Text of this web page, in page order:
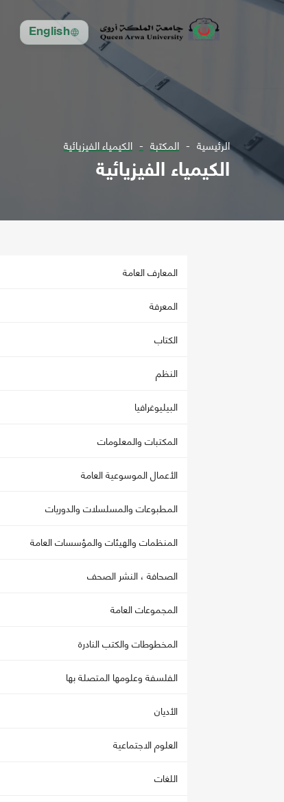
English
الرئيسية المكتبة الكيمياء الفيزيائية
الكيمياء الفيزيائية
المعارف العامة
المعرفة
الكتاب
النظم
البيليوغرافيا
المكتبات والمعلومات
الأعمال الموسوعية العامة
المطبوعات والمسلسلات والدوريات
المنظمات والهيئات والمؤسسات العامة
الصحافة ، النشر الصحف
المجموعات العامة
المخطوطات والكتب النادرة
الفلسفة وعلومها المتصلة بها
الأديان
العلوم الاجتماعية
اللغات